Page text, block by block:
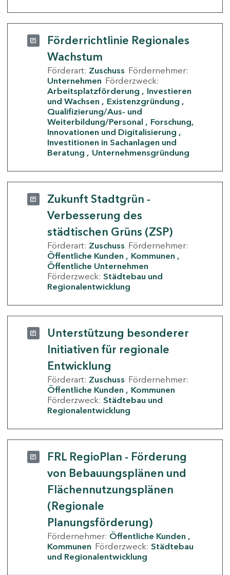
Förderrichtlinie Regionales
Wachstum
Förderart: Zuschuss Fördernehmer:
Unternehmen Förderzweck:
Arbeitsplatzförderung
Investieren
und Wachsen
Existenzgründung
Qualifizierung/Aus- und
Weiterbildung/Personal
Forschung,
Innovationen und Digitalisierung
Investitionen in Sachanlagen und
Beratung
Unternehmensgründung
Zukunft Stadtgrün -
Verbesserung des
städtischen Grüns (ZSP)
Förderart: Zuschuss Fördernehmer:
Öffentliche Kunden
Kommunen
Öffentliche Unternehmen
Förderzweck: Städtebau und
Regionalentwicklung
Unterstützung besonderer
Initiativen für regionale
Entwicklung
Förderart: Zuschuss Fördernehmer:
Öffentliche Kunden
Kommunen
Förderzweck: Städtebau und
Regionalentwicklung
FRL RegioPlan - Förderung
von Bebauungsplänen und
Flächennutzungsplänen
(Regionale
Planungsförderung)
Fördernehmer: Öffentliche Kunden
Kommunen Förderzweck: Städtebau
und Regionalentwicklung